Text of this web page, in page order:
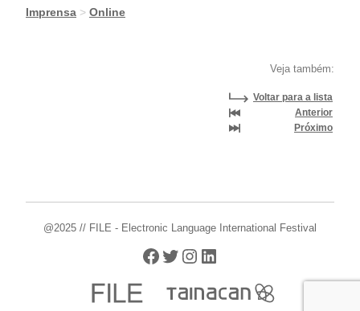
|Imprensa > Online
Veja também:
Voltar para a lista
Anterior
Próximo
@2025 // FILE - Electronic Language International Festival
Facebook
Twitter
Instagram
LinkedIn